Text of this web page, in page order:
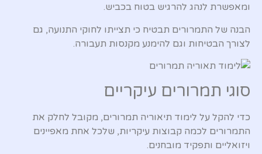
ומאפשרת לנהג להרגיש בטוח בכביש.
הבנה של התמרורים תבטיח כי תצייתו לחוקי התנועה, גם
לצורך הבטיחות וגם להימנע מקנסות תעבורה.
סוגי תמרורים עיקריים
כדי להקל על לימוד תיאוריה תמרורים, מקובל לחלק את
התמרורים לכמה קבוצות עיקריות, שלכל אחת מאפיינים
ויזואליים ותפקיד מובחנים.